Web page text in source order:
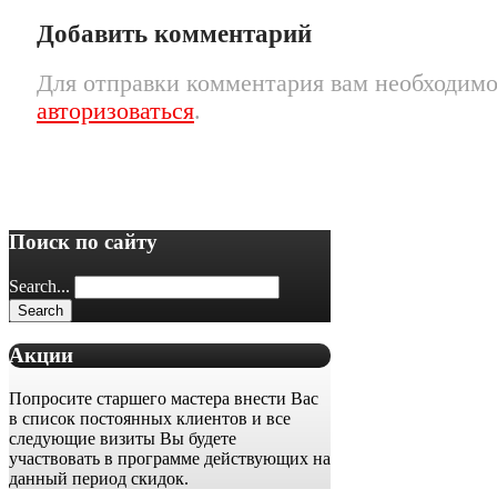
Добавить комментарий
Для отправки комментария вам необходимо
авторизоваться.
Поиск по сайту
Search...
Акции
Попросите старшего мастера внести Вас
в список постоянных клиентов и все
следующие визиты Вы будете
участвовать в программе действующих на
данный период скидок.